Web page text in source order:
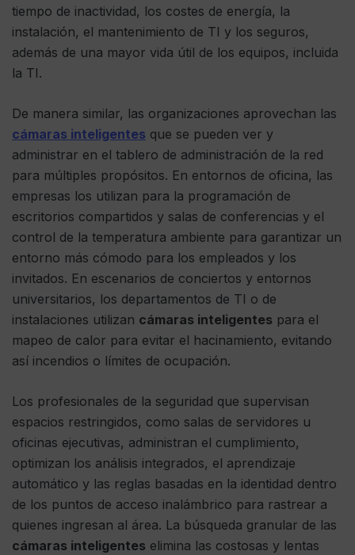
tiempo de inactividad, los costes de energía, la
instalación, el mantenimiento de TI y los seguros,
además de una mayor vida útil de los equipos, incluida
la TI.
De manera similar, las organizaciones aprovechan las
cámaras inteligentes que se pueden ver y
administrar en el tablero de administración de la red
para múltiples propósitos. En entornos de oficina, las
empresas los utilizan para la programación de
escritorios compartidos y salas de conferencias y el
control de la temperatura ambiente para garantizar un
entorno más cómodo para los empleados y los
invitados. En escenarios de conciertos y entornos
universitarios, los departamentos de TI o de
instalaciones utilizan cámaras inteligentes para el
mapeo de calor para evitar el hacinamiento, evitando
así incendios o límites de ocupación.
Los profesionales de la seguridad que supervisan
espacios restringidos, como salas de servidores u
oficinas ejecutivas, administran el cumplimiento,
optimizan los análisis integrados, el aprendizaje
automático y las reglas basadas en la identidad dentro
de los puntos de acceso inalámbrico para rastrear a
quienes ingresan al área. La búsqueda granular de las
cámaras inteligentes elimina las costosas y lentas